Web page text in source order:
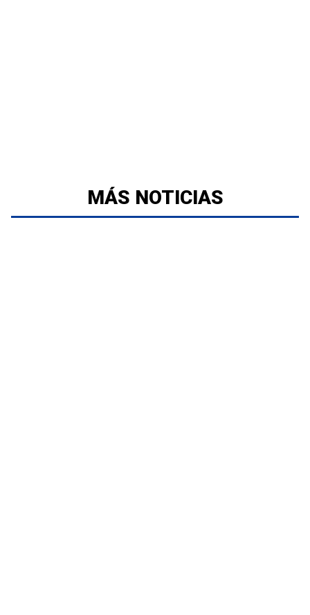
MÁS NOTICIAS